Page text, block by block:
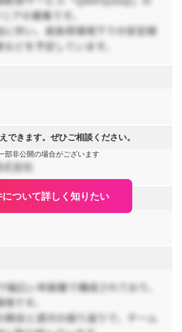
できます。ぜひご相談ください。
部非公開の場合がございます
について詳しく知りたい